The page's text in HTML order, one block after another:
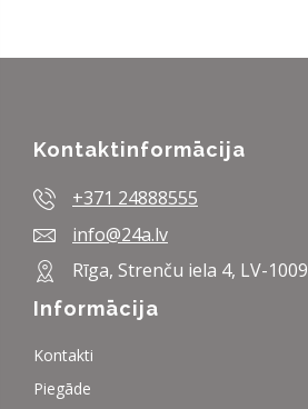
Kontaktinformācija
+371 24888555
info@24a.lv
Rīga, Strenču iela 4, LV-1009
Informācija
Kontakti
Piegāde